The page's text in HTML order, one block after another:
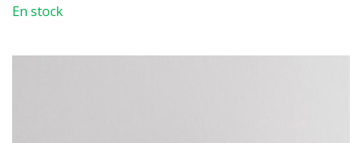
En stock